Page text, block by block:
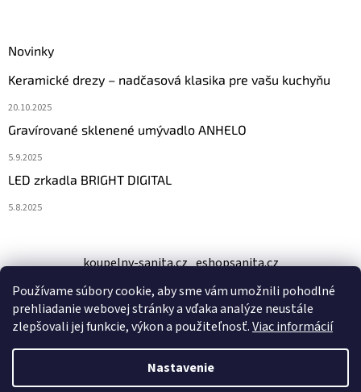
Používame súbory cookie, aby sme vám umožnili pohodlné
prehliadanie webovej stránky a vďaka analýze neustále
zlepšovali jej funkcie, výkon a použiteľnosť.Viac informácií
Nastavenie
Novinky
Keramické drezy – nadčasová klasika pre vašu kuchyňu
20.10.2025
Gravírované sklenené umývadlo ANHELO
5.9.2025
LED zrkadla BRIGHT DIGITAL
5.8.2025
koupelny-sanita.cz eshopsanita.cz
Vytvoril Shoptet